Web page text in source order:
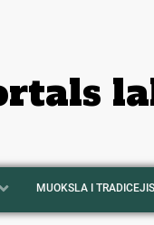
MUOKSLA I TRADICEJIS